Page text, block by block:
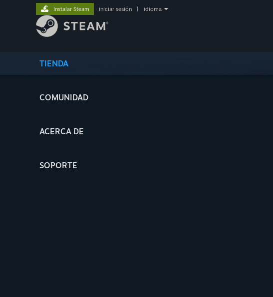
TIENDA
COMUNIDAD
ACERCA DE
SOPORTE
Instalar Steam iniciar sesión idioma